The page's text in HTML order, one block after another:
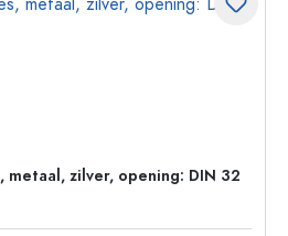
metaal, zilver, opening: DIN 32